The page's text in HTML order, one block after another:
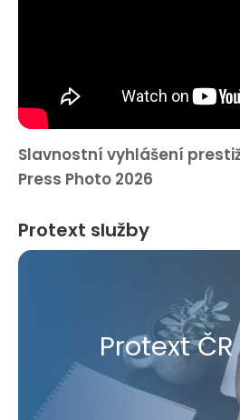
Slavnostní vyhlášení
Press Photo 2026
Protext služby
Protext ČR